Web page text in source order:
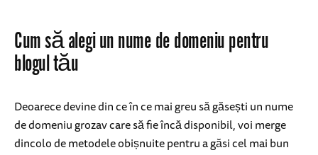
Cum să alegi un nume de domeniu pentru
blogul tău
Deoarece devine din ce în ce mai greu să găsești un nume
de domeniu grozav care să fie încă disponibil, voi merge
dincolo de metodele obișnuite pentru a găsi cel mai bun